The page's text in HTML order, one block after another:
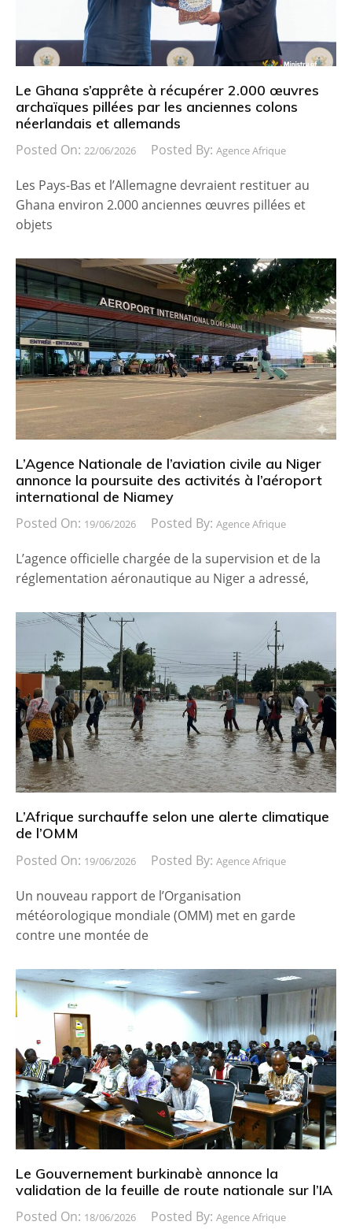
Le Ghana s’apprête à récupérer 2.000 œuvres
archaïques pillées par les anciennes colons
néerlandais et allemands
Posted On: 22/06/2026 Posted By: Agence Afrique
Les Pays-Bas et l’Allemagne devraient restituer au
Ghana environ 2.000 anciennes œuvres pillées et
objets
L’Agence Nationale de l’aviation civile au Niger
annonce la poursuite des activités à l’aéroport
international de Niamey
Posted On: 19/06/2026 Posted By: Agence Afrique
L’agence officielle chargée de la supervision et de la
réglementation aéronautique au Niger a adressé,
L’Afrique surchauffe selon une alerte climatique
de l’OMM
Posted On: 19/06/2026 Posted By: Agence Afrique
Un nouveau rapport de l’Organisation
météorologique mondiale (OMM) met en garde
contre une montée de
Le Gouvernement burkinabè annonce la
validation de la feuille de route nationale sur l’IA
Posted On: 18/06/2026 Posted By: Agence Afrique